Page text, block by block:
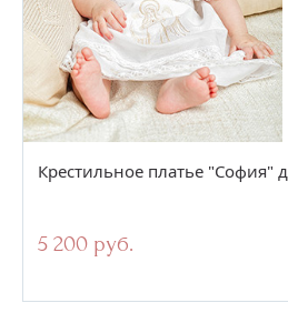
Крестильное платье "София"
5 200 руб.